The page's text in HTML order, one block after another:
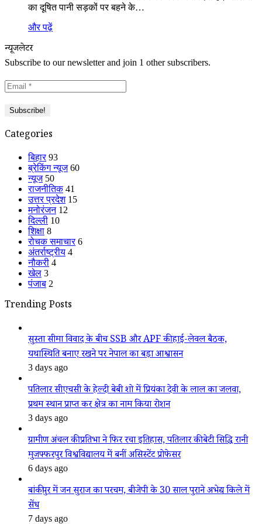
का दूषित पानी सड़कों पर बहने के…
और पढ़ें
न्यूजलेटर
Subscribe to our newsletter and join 1 other subscribers.
Categories
बिहार 93
ब्रेकिंग न्यूज 60
न्यूज 50
राजनीतिक 41
उत्तर प्रदेश 15
मनोरंजन 12
दिल्ली 10
शिक्षा 8
रोचक समाचार 6
अंतर्राष्ट्रीय 4
नौकरी 4
खेल 3
पंजाब 2
Trending Posts
सुस्ता सीमा विवाद के बीच SSB और APF की हाई-लेवल बैठक,
यथास्थिति बनाए रखने पर नेपाल का बड़ा आश्वासन
3 days ago
पतिलार सीएचसी के हेल्दी बेबी शो में प्रियंका देवी के लाल का जलवा,
प्रथम स्थान प्राप्त कर क्षेत्र का नाम किया रोशन
3 days ago
ग्रामीण अंचल की प्रतिभा ने फिर रचा इतिहास, पतिलार की बेटी सिद्धि रानी
मुजफ्फरपुर विश्वविद्यालय में बनीं असिस्टेंट प्रोफेसर
6 days ago
बांकीपुर में जन सुराज का परचम, बीजेपी के 30 साल पुराने अभेद्य किले में
सेंध
7 days ago